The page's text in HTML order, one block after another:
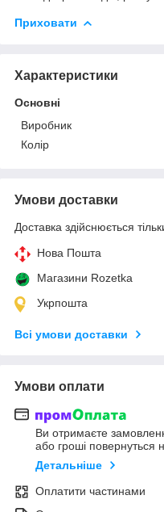
Приховати
Характеристики
Основні
Виробник
Колір
Умови доставки
Доставка здійснюється
Нова Пошта
Магазини Rozetka
Укрпошта
Всі умови доставки
Умови оплати
Ви отримаєте
або гроші повернуться
Детальніше
Оплатити частинами